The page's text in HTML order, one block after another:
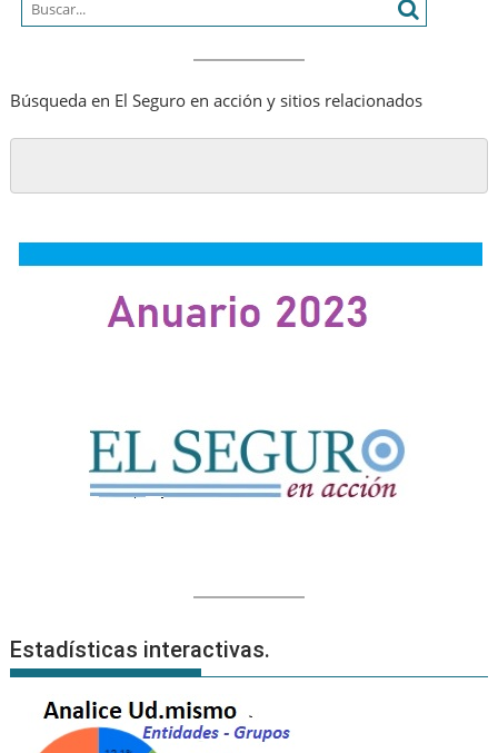
Búsqueda en El Seguro en acción y sitios relacionados
Estadísticas interactivas.